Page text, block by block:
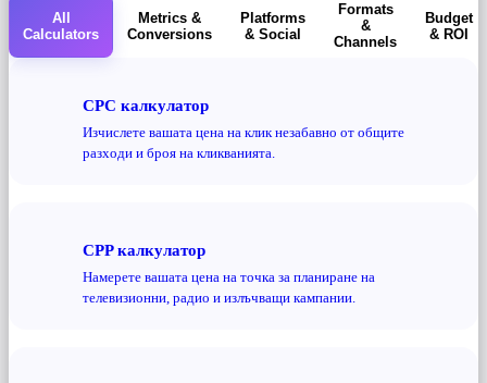
All
Calculators
Metrics &
Conversions
Platforms
& Social
Formats
&
Channels
Budget
& ROI
CPC калкулатор
Изчислете вашата цена на клик незабавно от общите
разходи и броя на кликванията.
CPP калкулатор
Намерете вашата цена на точка за планиране на
телевизионни, радио и излъчващи кампании.